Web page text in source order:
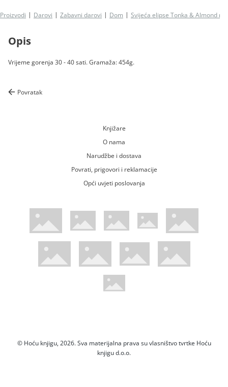
Proizvodi Darovi Zabavni darovi Dom Svijeća elipse Tonka & Almond
Opis
Vrijeme gorenja 30 - 40 sati. Gramaža: 454g.
Povratak
Knjižare
O nama
Narudžbe i dostava
Povrati, prigovori i reklamacije
Opći uvjeti poslovanja
WsPay web stranicaMaestro web stranicaMastercard web stranicaAmerican Express web stranica
Visa web stranica
Diners web stranicaTrustwave certificiranoMastercard sigurnosni kod web
Pci Dss certificirano
Verified by Visa web stranica
© Hoću knjigu, 2026. Sva materijalna prava su vlasništvo tvrtke Hoću
knjigu d.o.o.